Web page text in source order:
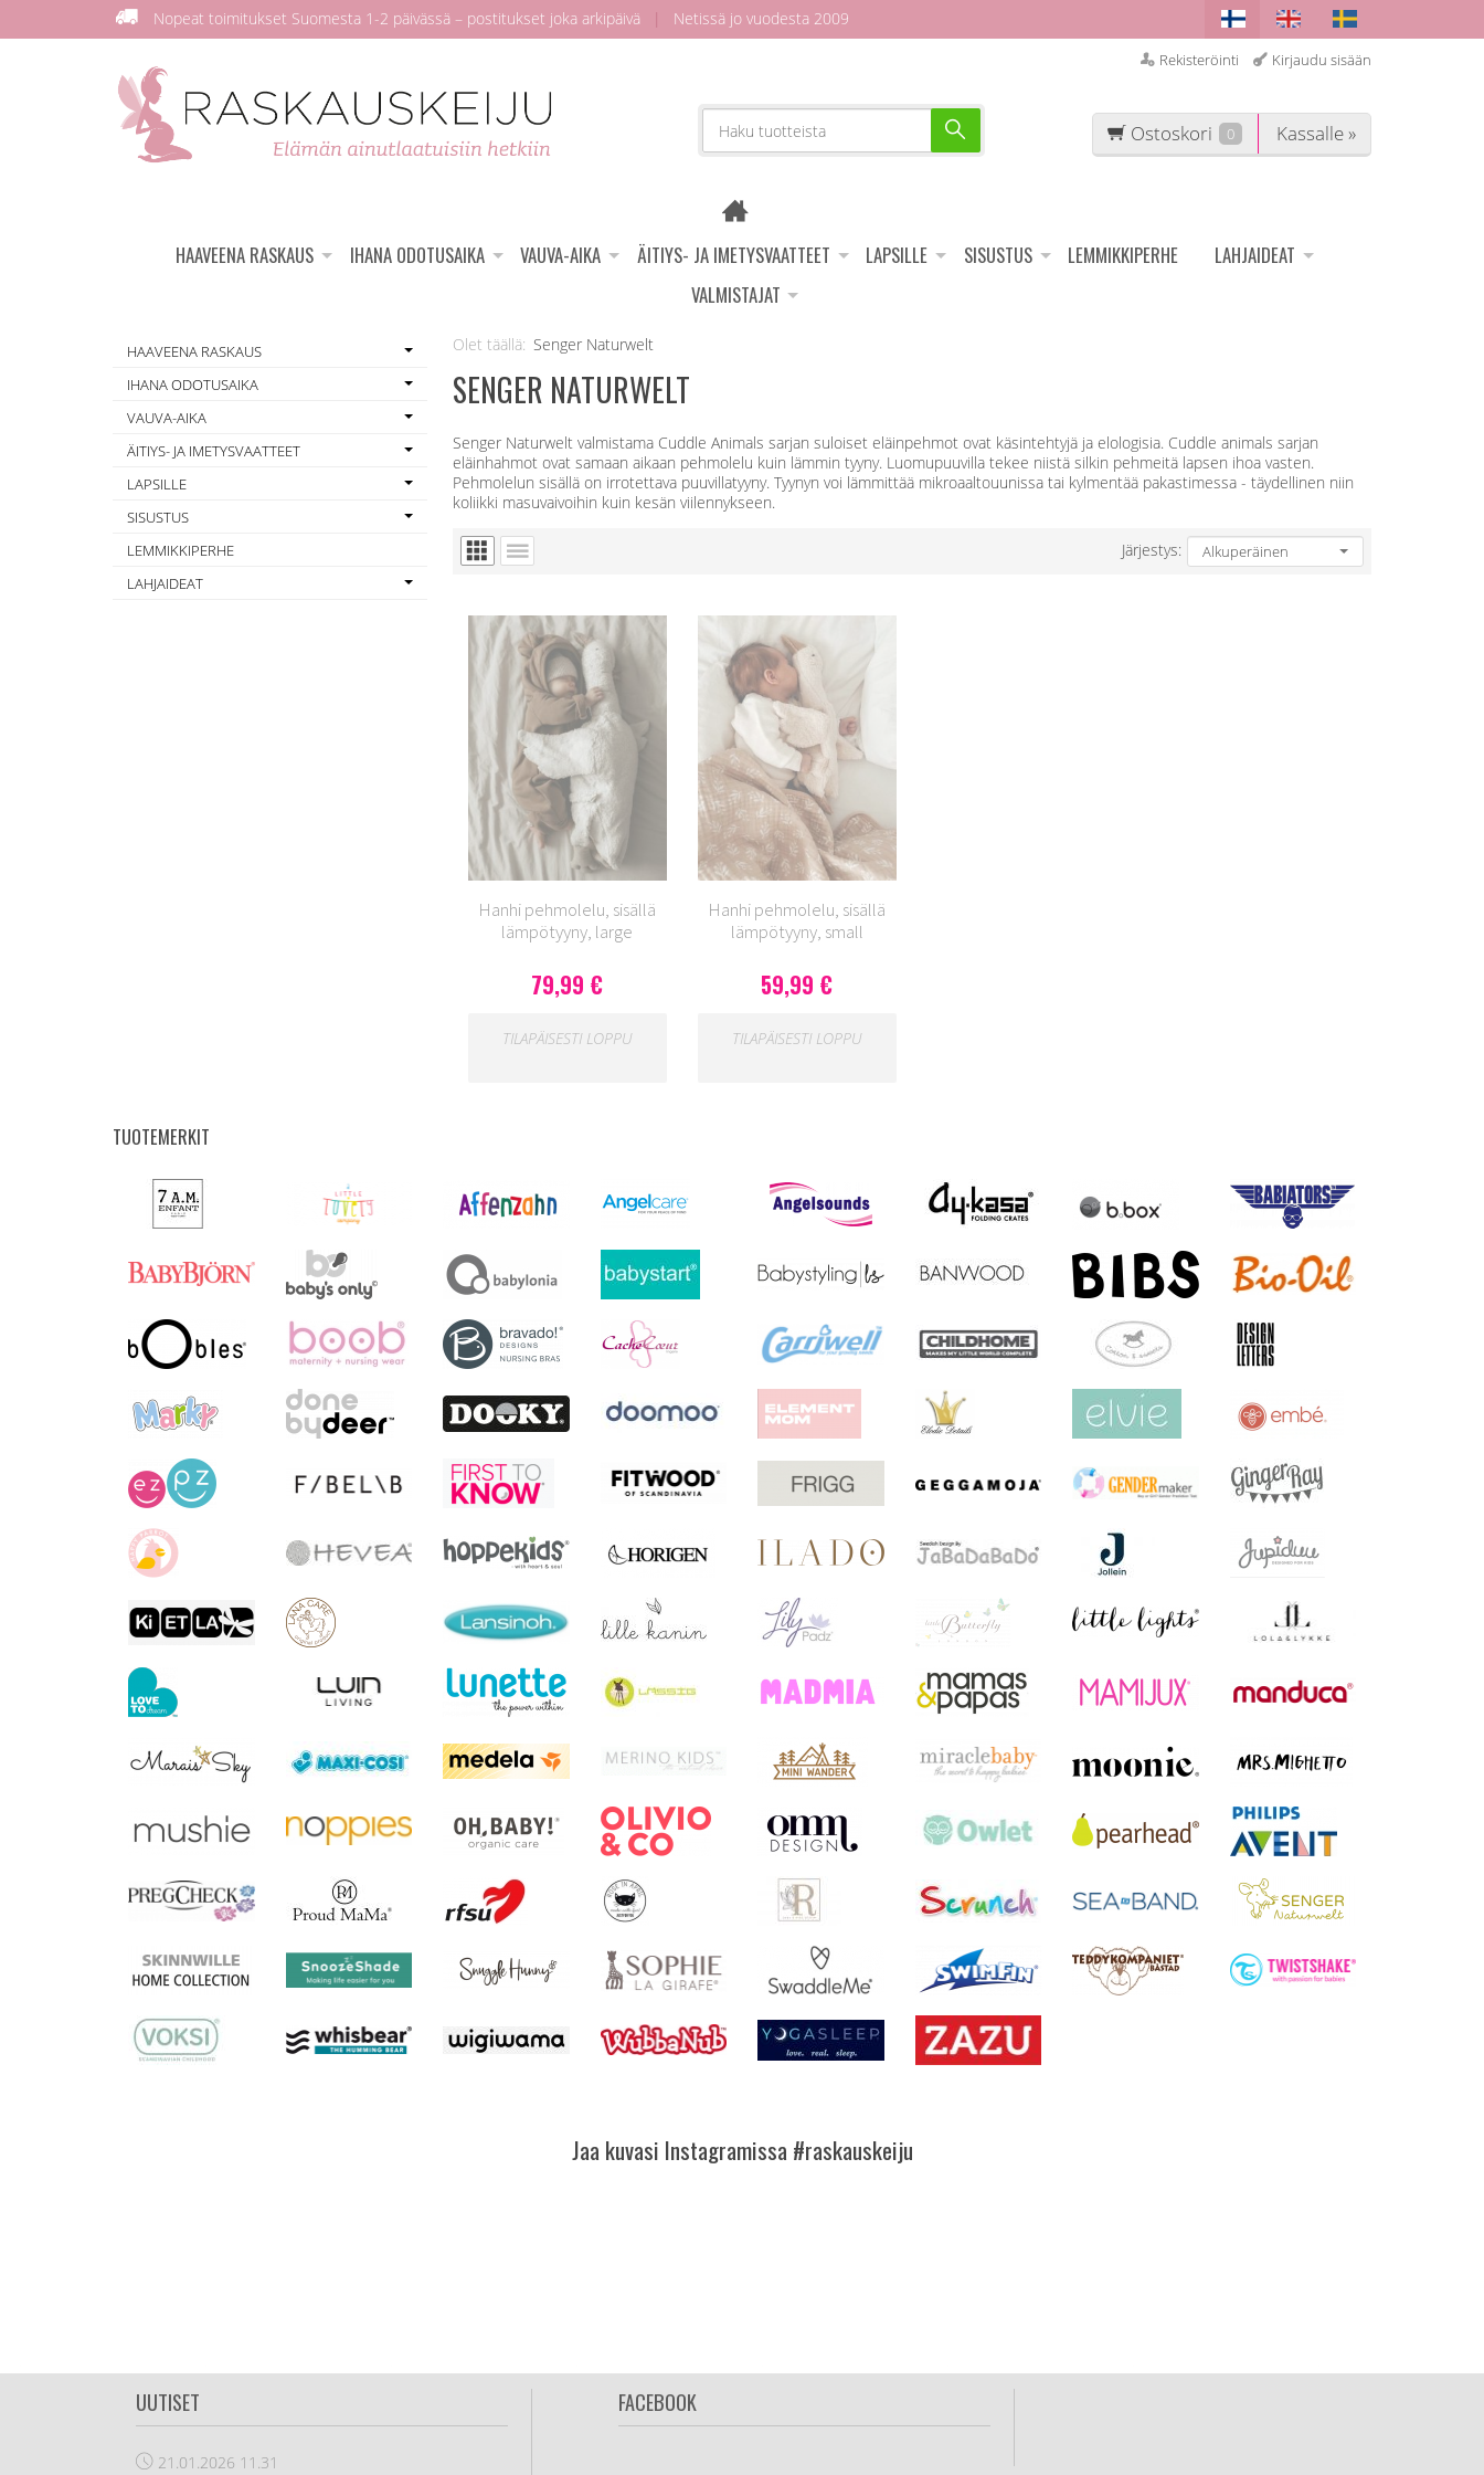
Nopeat toimitukset Suomesta 1-2 päivässä – postitukset joka arkipäivä | Netissä jo vuodesta 2009
Rekisteröinti Kirjaudu sisään
Ostoskori 0 Kassalle »
HAAVEENA RASKAUS IHANA ODOTUSAIKA VAUVA-AIKA ÄITIYS- JA IMETYSVAATTEET LAPSILLE SISUSTUS LEMMIKKIPERHE
LAHJAIDEAT
VALMISTAJAT
Senger Naturwelt
SENGER NATURWELT
Senger Naturwelt valmistama Cuddle Animals sarjan suloiset eläinpehmot ovat käsintehtyjä ja elologisia. Cuddle animals sarjan
eläinhahmot ovat samaan aikaan pehmolelu kuin lämmin tyyny. Luomupuuvilla tekee niistä silkin pehmeitä lapsen ihoa vasten.
Pehmolelun sisällä on irrotettava puuvillatyyny. Tyynyn voi lämmittää mikroaaltouunissa tai kylmentää pakastimessa - täydellinen niin
koliikki masuvaivoihin kuin kesän viilennykseen.
Järjestys:
Hanhi pehmolelu, sisällä
lämpötyyny, large
79,99 €
TILAPÄISESTI LOPPU
Hanhi pehmolelu, sisällä
lämpötyyny, small
59,99 €
TILAPÄISESTI LOPPU
HAAVEENA RASKAUS
IHANA ODOTUSAIKA
VAUVA-AIKA
ÄITIYS- JA IMETYSVAATTEET
LAPSILLE
SISUSTUS
LEMMIKKIPERHE
LAHJAIDEAT
TUOTEMERKIT
Jaa kuvasi Instagramissa #raskauskeiju
UUTISET
21.01.2026 11.31
FACEBOOK